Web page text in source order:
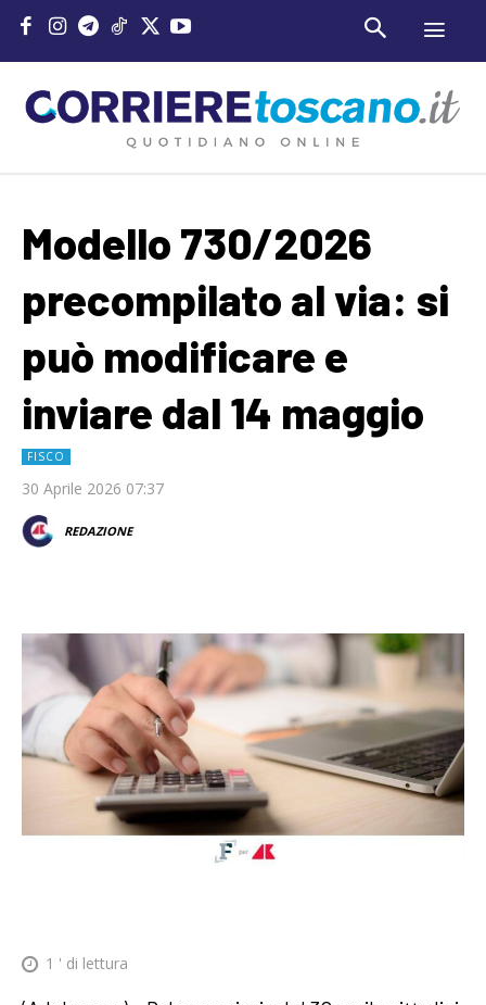
Modello 730/2026
precompilato al via: si
può modificare e
inviare dal 14 maggio
FISCO
30 Aprile 2026 07:37
REDAZIONE
1 ' di lettura